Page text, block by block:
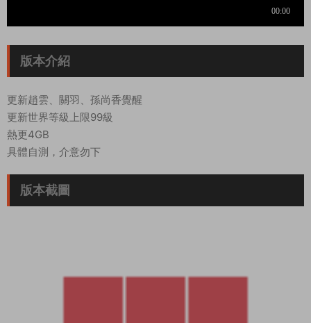
版本介紹
更新趙雲、關羽、孫尚香覺醒
更新世界等級上限99級
熱更4GB
具體自測，介意勿下
版本截圖